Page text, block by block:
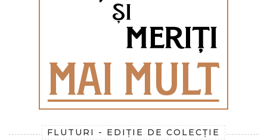
FLUTURI - EDIȚIE DE COLECȚIE